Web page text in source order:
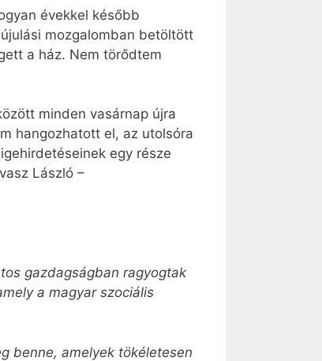
évekkel később
mozgalomban betöltött
a ház. Nem törődtem
minden vasárnap újra
hangozhatott el, az utolsóra
egy része
László –
gazdagságban ragyogtak
a magyar szociális
benne, amelyek tökéletesen